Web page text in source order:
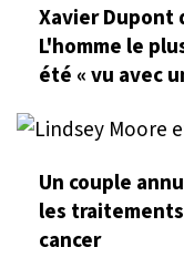
Xavier Dupont
L'homme le
été « vu avec
Un couple
les
cancer